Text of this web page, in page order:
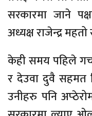
सरकारमा जाने
अध्यक्ष राजेन्द्र
केही समय पहिले
र देउवा दुवै सहमत
उनीहरु पनि